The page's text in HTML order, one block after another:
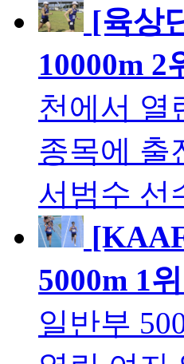
[육상
10000m 2
천에서 열
종목에 출
서범수 선
5000m 1
일반부